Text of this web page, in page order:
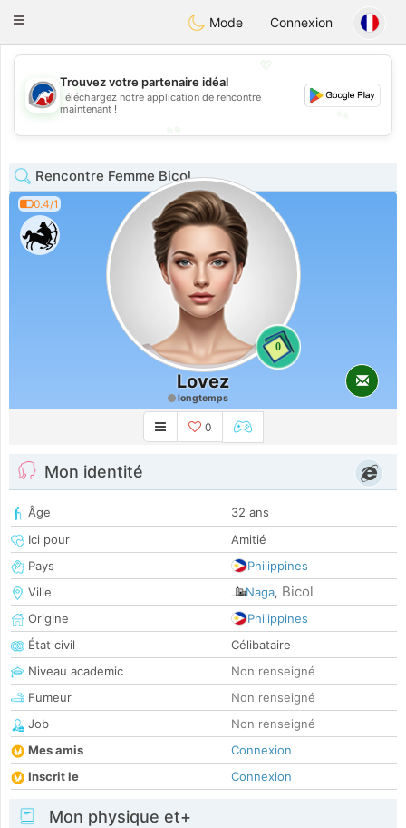
AustraliaChat
Toggle
Mode Connexion
💖
💕
Trouvez votre partenaire idéal
Téléchargez notre application de rencontre
maintenant !
Rencontre Femme Bicol
0.4/1
0
Lovez
longtemps
0
Mon identité
Âge
32 ans
Ici pour
Amitié
Pays
Philippines
Ville
Naga, Bicol
Origine
Philippines
État civil
Célibataire
Niveau academic
Non renseigné
Fumeur
Non renseigné
Job
Non renseigné
Mes amis
Connexion
Inscrit le
Connexion
Mon physique et+